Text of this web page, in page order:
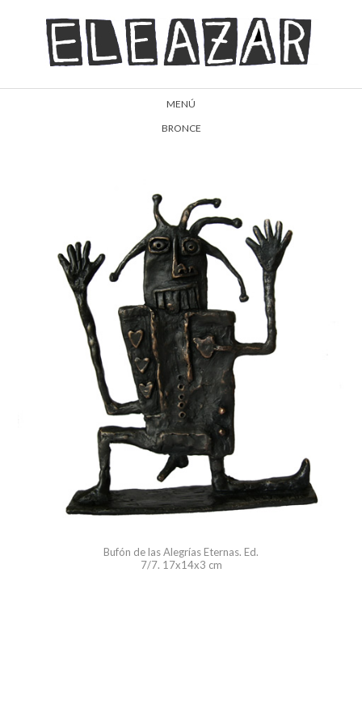
MENÚ
BRONCE
Bufón de las Alegrías Eternas. Ed.
7/7. 17x14x3 cm